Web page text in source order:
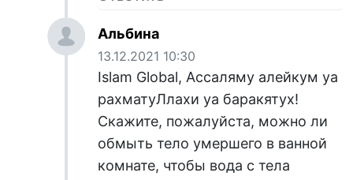
Альбина
13.12.2021 10:30
Islam Global, Ассаляму алейкум уа
рахматуЛлахи уа баракятух!
Скажите, пожалуйста, можно ли
обмыть тело умершего в ванной
комнате, чтобы вода с тела